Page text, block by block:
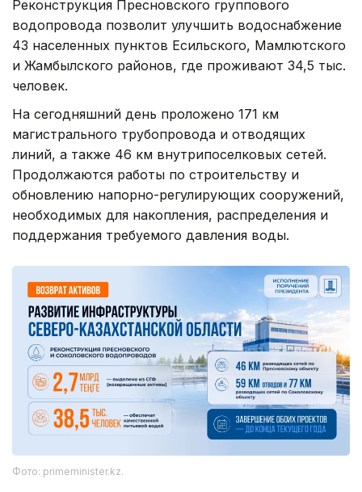
Реконструкция Пресновского группового
водопровода позволит улучшить водоснабжение
43 населенных пунктов Есильского, Мамлютского
и Жамбылского районов, где проживают 34,5 тыс.
человек.
На сегодняшний день проложено 171 км
магистрального трубопровода и отводящих
линий, а также 46 км внутрипоселковых сетей.
Продолжаются работы по строительству и
обновлению напорно-регулирующих сооружений,
необходимых для накопления, распределения и
поддержания требуемого давления воды.
Фото: primeminister.kz.